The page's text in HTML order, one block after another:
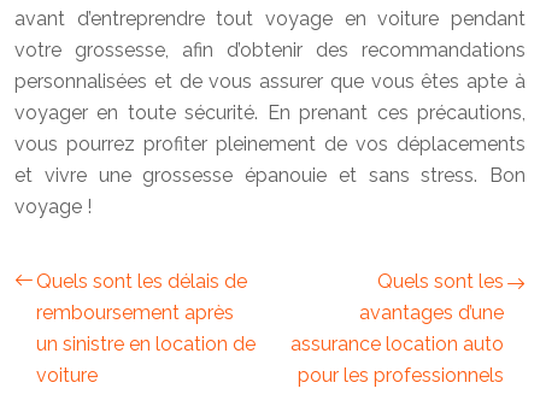
avant d’entreprendre tout voyage en voiture pendant
votre grossesse, afin d’obtenir des recommandations
personnalisées et de vous assurer que vous êtes apte à
voyager en toute sécurité. En prenant ces précautions,
vous pourrez profiter pleinement de vos déplacements
et vivre une grossesse épanouie et sans stress. Bon
voyage !
Quels sont les délais de
remboursement après
un sinistre en location de
voiture
Quels sont les
avantages d’une
assurance location auto
pour les professionnels